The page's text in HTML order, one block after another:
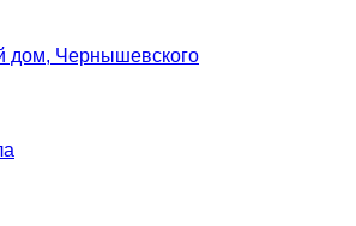
дом, Чернышевского